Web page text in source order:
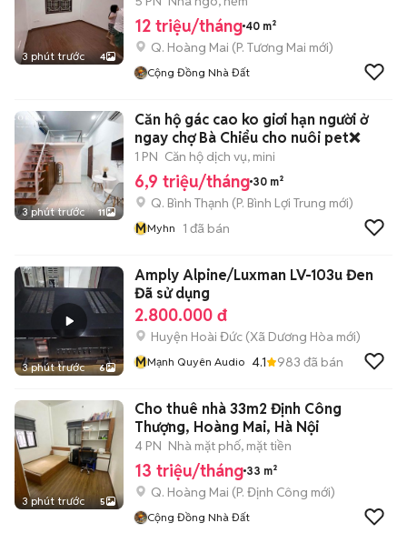
3 phút trước 4
12 triệu/tháng 40 m²
Q. Hoàng Mai (P. Tương Mai mới)
Cộng Đồng Nhà Đất
3 phút trước 11
Căn hộ gác cao ko giơi hạn người ở
ngay chợ Bà Chiểu cho nuôi pet❌
1 PN Căn hộ dịch vụ, mini
6,9 triệu/tháng 30 m²
Q. Bình Thạnh (P. Bình Lợi Trung mới)
MMyhn 1 đã bán
3 phút trước 6
Amply Alpine/Luxman LV-103u Đen
Đã sử dụng
2.800.000 đ
Huyện Hoài Đức (Xã Dương Hòa mới)
MMạnh Quyên Audio 4.1 983 đã bán
3 phút trước 5
Cho thuê nhà 33m2 Định Công
Thượng, Hoàng Mai, Hà Nội
4 PN Nhà mặt phố, mặt tiền
13 triệu/tháng 33 m²
Q. Hoàng Mai (P. Định Công mới)
Cộng Đồng Nhà Đất